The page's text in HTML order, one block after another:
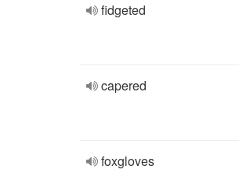
fidgeted
capered
foxgloves